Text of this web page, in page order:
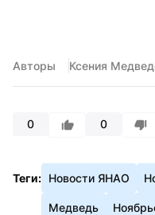
Авторы Ксения
0 0
Теги: Новости ЯНАО
Медведь